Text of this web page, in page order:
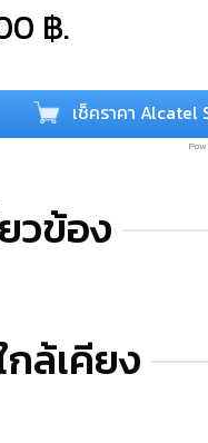
฿.
เช็คราคา Alcatel
วข้อง
ล้เคียง